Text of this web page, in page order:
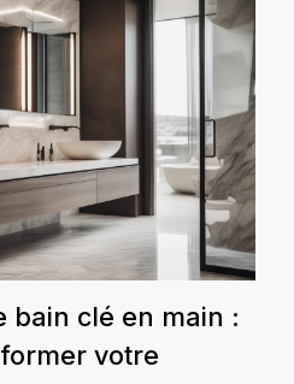
bain clé en main :
votre